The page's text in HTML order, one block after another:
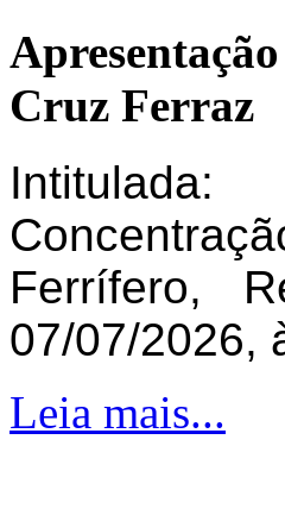
Cruz Ferraz
Ferrífero,
07/07/2026,
Leia mais...